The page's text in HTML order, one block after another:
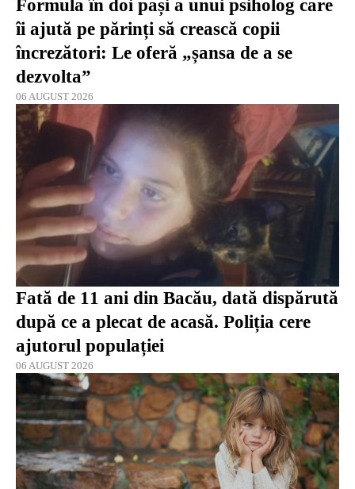
Formula în doi pași a unui psiholog care
îi ajută pe părinți să crească copii
încrezători: Le oferă „șansa de a se
dezvolta”
06 AUGUST 2026
Fată de 11 ani din Bacău, dată dispărută
după ce a plecat de acasă. Poliția cere
ajutorul populației
06 AUGUST 2026